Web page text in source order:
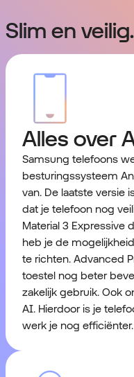
Slim en veilig.
Alles over
Samsung telefoons
besturingssysteem
van. De laatste versie
dat je telefoon nog
Material 3 Expressive
heb je de
te richten. Advanced
toestel nog beter
zakelijk gebruik. Ook
AI. Hierdoor is je
werk je nog